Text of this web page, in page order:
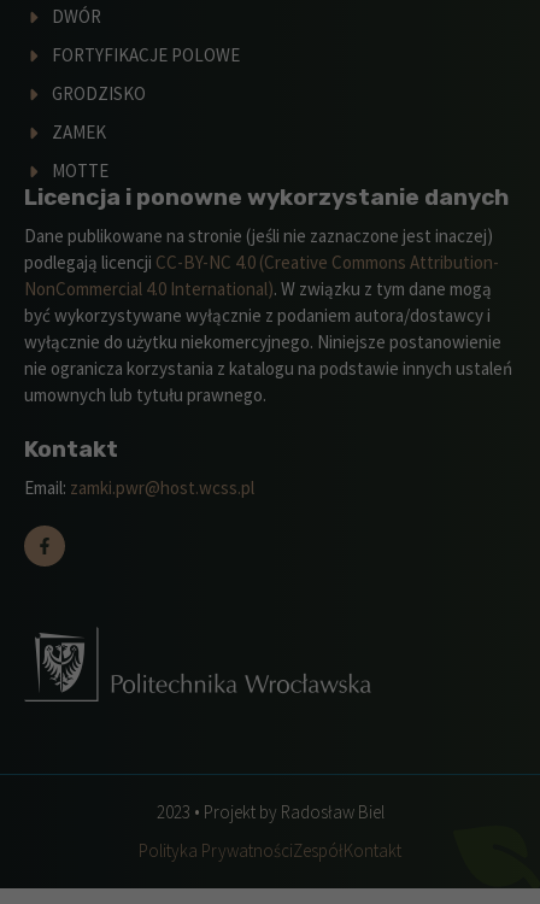
DWÓR
FORTYFIKACJE POLOWE
GRODZISKO
ZAMEK
MOTTE
Licencja i ponowne wykorzystanie danych
Dane publikowane na stronie (jeśli nie zaznaczone jest inaczej)
podlegają licencji CC-BY-NC 4.0 (Creative Commons Attribution-
NonCommercial 4.0 International). W związku z tym dane mogą
być wykorzystywane wyłącznie z podaniem autora/dostawcy i
wyłącznie do użytku niekomercyjnego. Niniejsze postanowienie
nie ogranicza korzystania z katalogu na podstawie innych ustaleń
umownych lub tytułu prawnego.
Kontakt
Email: zamki.pwr@host.wcss.pl
2023 • Projekt by Radosław Biel
Polityka PrywatnościZespółKontakt